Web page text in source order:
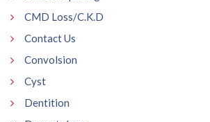
CMD Loss/C.K.D
Contact Us
Convolsion
Cyst
Dentition